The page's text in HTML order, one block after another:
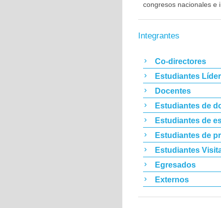
congresos nacionales e
Integrantes
Co-directores
Estudiantes
Docentes
Estudiantes de
Estudiantes de
Estudiantes de
Estudiantes
Egresados
Externos